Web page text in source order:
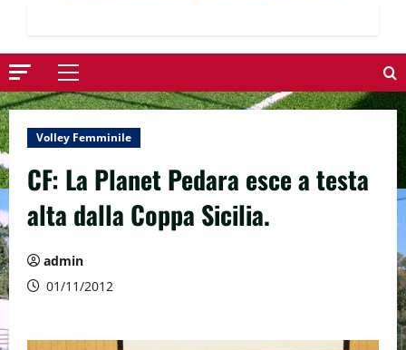
Menu
principale
Volley Femminile
CF: La Planet Pedara esce a testa
alta dalla Coppa Sicilia.
admin
01/11/2012